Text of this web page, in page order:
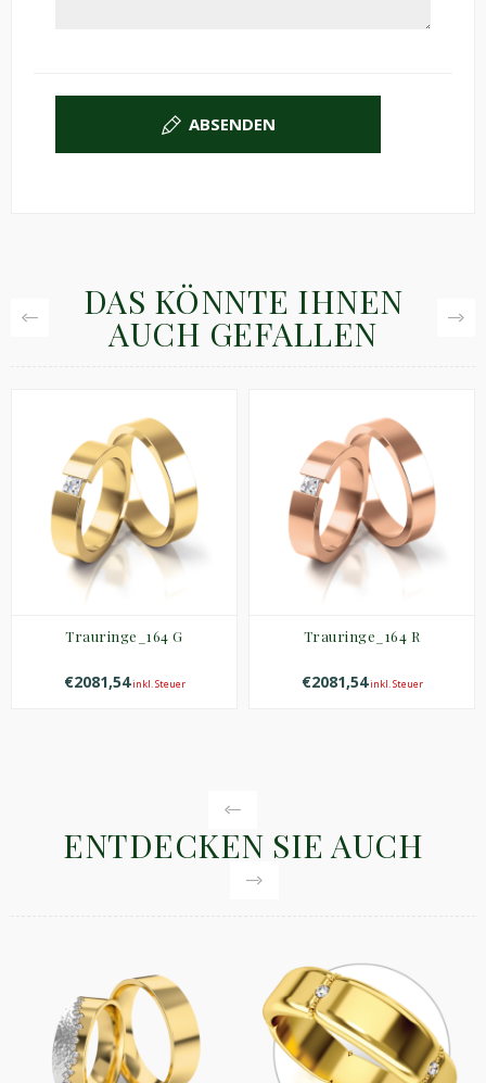
ABSENDEN
DAS KÖNNTE IHNEN
AUCH GEFALLEN
Trauringe_164 G
€2081,54inkl. Steuer
Trauringe_164 R
€2081,54inkl. Steuer
ENTDECKEN SIE AUCH